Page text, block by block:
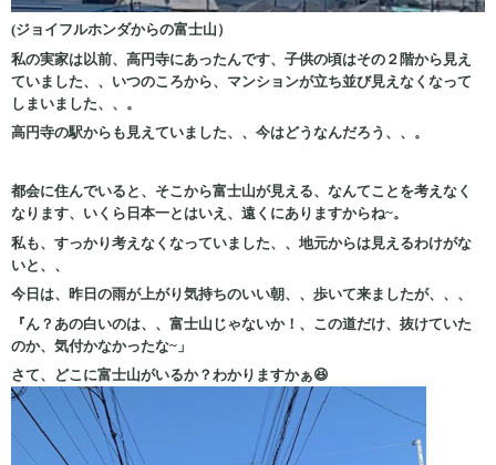
(ジョイフルホンダからの富士山）
私の実家は以前、高円寺にあったんです、子供の頃はその２階から見え
ていました、、いつのころから、マンションが立ち並び見えなくなって
しまいました、、。
高円寺の駅からも見えていました、、今はどうなんだろう、、。
都会に住んでいると、そこから富士山が見える、なんてことを考えなく
なります、いくら日本一とはいえ、遠くにありますからね~。
私も、すっかり考えなくなっていました、、地元からは見えるわけがな
いと、、
今日は、昨日の雨が上がり気持ちのいい朝、、歩いて来ましたが、、、
『ん？あの白いのは、、富士山じゃないか！、この道だけ、抜けていた
のか、気付かなかったな~」
さて、どこに富士山がいるか？わかりますかぁ😆